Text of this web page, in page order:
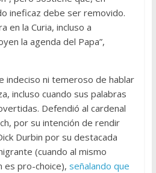
ineficaz debe ser removido.
en la Curia, incluso a
la agenda del Papa”,
indeciso ni temeroso de hablar
incluso cuando sus palabras
Defendió al cardenal
por su intención de rendir
Durbin por su destacada
(cuando al mismo
es pro-choice), señalando que